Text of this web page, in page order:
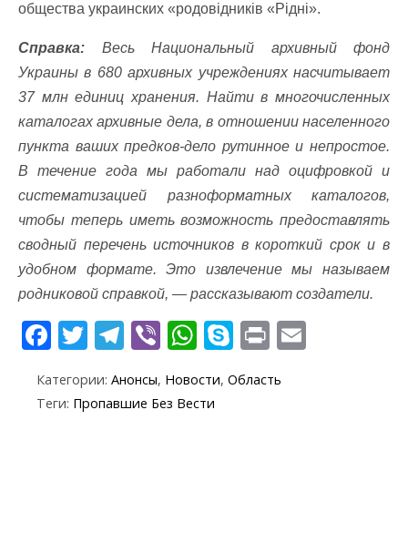
общества украинских «родовідників «Рідні».
Справка: Весь Национальный архивный фонд
Украины в 680 архивных учреждениях насчитывает
37 млн единиц хранения. Найти в многочисленных
каталогах архивные дела, в отношении населенного
пункта ваших предков-дело рутинное и непростое.
В течение года мы работали над оцифровкой и
систематизацией разноформатных каталогов,
чтобы теперь иметь возможность предоставлять
сводный перечень источников в короткий срок и в
удобном формате. Это извлечение мы называем
родниковой справкой, — рассказывают создатели.
F
e
T
itt
T
e
Vi
er
W
at
S
k
y
Pr
t
Категории: Анонсы, Новости, Область
Теги: Пропавшие Без Вести